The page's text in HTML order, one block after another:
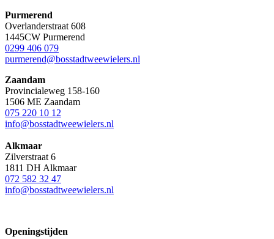
Purmerend
Overlanderstraat 608
1445CW Purmerend
0299 406 079
purmerend@bosstadtweewielers.nl
Zaandam
Provincialeweg 158-160
1506 ME Zaandam
075 220 10 12
info@bosstadtweewielers.nl
Alkmaar
Zilverstraat 6
1811 DH Alkmaar
072 582 32 47
info@bosstadtweewielers.nl
Openingstijden